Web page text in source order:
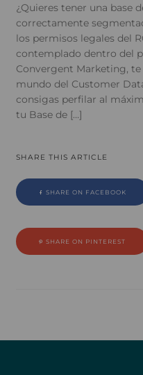
¿Quieres tener una base
correctamente
los permisos legales del
contemplado dentro del
Convergent Marketing,
mundo del Customer
consigas perfilar al
tu Base de […]
SHARE THIS ARTICLE
SHARE ON FACEBOOK
SHARE ON PINTEREST